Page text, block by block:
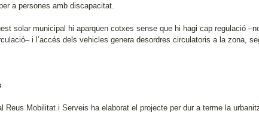
a persones amb discapacitat.
solar municipal hi aparquen cotxes sense que hi hagi cap regulació
i l’accés dels vehicles genera desordres circulatoris a la zona,
Reus Mobilitat i Serveis ha elaborat el projecte per dur a terme la